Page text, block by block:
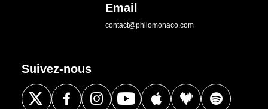
particulièrement attentive aux besoins des utilisateurs du site. Pour
cette raison, l’Association des Rencontres philosophiques de Monaco
Email
contact@philomonaco.com
Suivez-nous